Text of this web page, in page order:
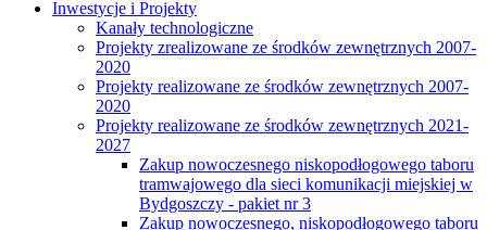
Inwestycje i Projekty
Kanały technologiczne
Projekty zrealizowane ze środków zewnętrznych 2007-
2020
Projekty realizowane ze środków zewnętrznych 2007-
2020
Projekty realizowane ze środków zewnętrznych 2021-
2027
Zakup nowoczesnego niskopodłogowego taboru
tramwajowego dla sieci komunikacji miejskiej w
Bydgoszczy - pakiet nr 3
Zakup nowoczesnego, niskopodłogowego taboru